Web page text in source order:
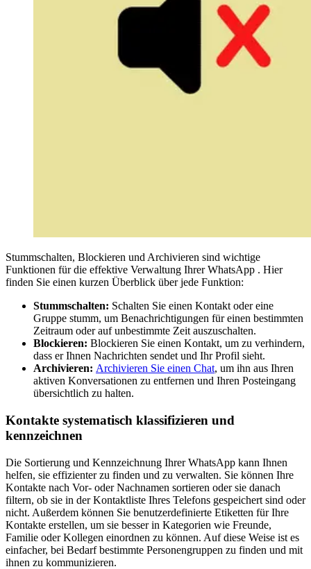
Stummschalten, Blockieren und Archivieren sind wichtige
Funktionen für die effektive Verwaltung Ihrer WhatsApp . Hier
finden Sie einen kurzen Überblick über jede Funktion:
Stummschalten: Schalten Sie einen Kontakt oder eine
Gruppe stumm, um Benachrichtigungen für einen bestimmten
Zeitraum oder auf unbestimmte Zeit auszuschalten.
Blockieren: Blockieren Sie einen Kontakt, um zu verhindern,
dass er Ihnen Nachrichten sendet und Ihr Profil sieht.
Archivieren: Archivieren Sie einen Chat, um ihn aus Ihren
aktiven Konversationen zu entfernen und Ihren Posteingang
übersichtlich zu halten.
Kontakte systematisch klassifizieren und
kennzeichnen
Die Sortierung und Kennzeichnung Ihrer WhatsApp kann Ihnen
helfen, sie effizienter zu finden und zu verwalten. Sie können Ihre
Kontakte nach Vor- oder Nachnamen sortieren oder sie danach
filtern, ob sie in der Kontaktliste Ihres Telefons gespeichert sind oder
nicht. Außerdem können Sie benutzerdefinierte Etiketten für Ihre
Kontakte erstellen, um sie besser in Kategorien wie Freunde,
Familie oder Kollegen einordnen zu können. Auf diese Weise ist es
einfacher, bei Bedarf bestimmte Personengruppen zu finden und mit
ihnen zu kommunizieren.